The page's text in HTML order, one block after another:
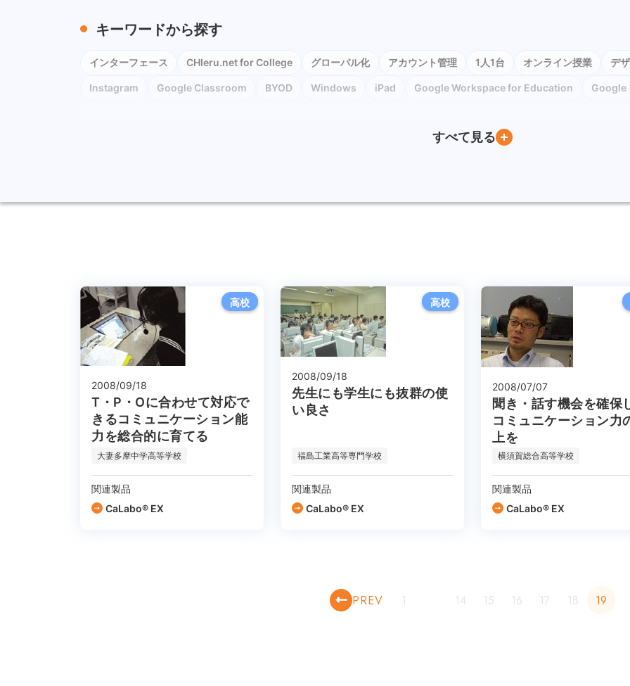
キーワードから探す
インターフェース CHIeru.net for College グローバル化 アカウント管理 1人1台 オンライン授業 デ
Instagram Google Classroom BYOD Windows iPad Google Workspace for Education Google
英語教育 ICT環境
すべて見る
高校
2008/09/18
T・P・Oに合わせて対応で
きるコミュニケーション能
力を総合的に育てる
大妻多摩中学高等学校
関連製品
CaLabo® EX
高校
2008/09/18
先生にも学生にも抜群の使
い良さ
福島工業高等専門学校
関連製品
CaLabo® EX
2008/07/07
聞き・話す機会を確保
コミュニケーション力
上を
横須賀総合高等学校
関連製品
CaLabo® EX
PREV 1 … 14 15 16 17 18 19